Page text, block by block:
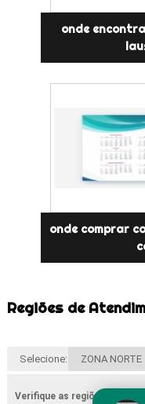
onde
onde comprar
Regiões de
Selecione: ZONA NORTE
Verifique as regiões que